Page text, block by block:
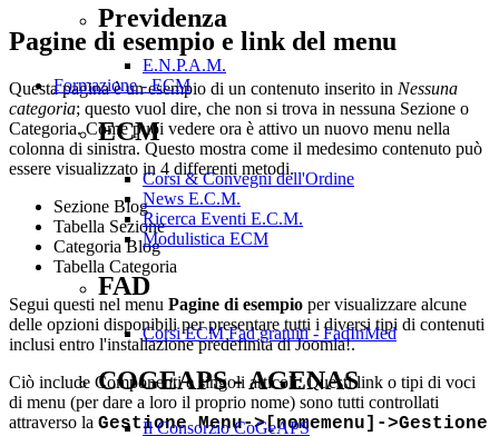
Previdenza
E.N.P.A.M.
Formazione - ECM
ECM
Corsi & Convegni dell'Ordine
News E.C.M.
Ricerca Eventi E.C.M.
Modulistica ECM
FAD
Corsi ECM Fad gratuiti - FadInMed
COGEAPS - AGENAS
Il Consorzio CoGeAPS
Pagine di esempio e link del menu
Questa pagina è un esempio di un contenuto inserito in Nessuna
categoria; questo vuol dire, che non si trova in nessuna Sezione o
Categoria. Come puoi vedere ora è attivo un nuovo menu nella
colonna di sinistra. Questo mostra come il medesimo contenuto può
essere visualizzato in 4 differenti metodi.
Sezione Blog
Tabella Sezione
Categoria Blog
Tabella Categoria
Segui questi nel menu Pagine di esempio per visualizzare alcune
delle opzioni disponibili per presentare tutti i diversi tipi di contenuti
inclusi entro l'installazione predefinita di Joomla!.
Ciò include Componenti e singoli articoli. Questi link o tipi di voci
di menu (per dare a loro il proprio nome) sono tutti controllati
attraverso la Gestione Menu->[nomemenu]->Gestione